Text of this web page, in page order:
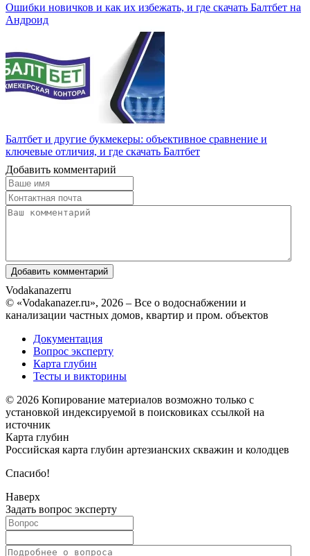
Ошибки новичков и как их избежать, и где скачать Балтбет на
Андроид
Балтбет и другие букмекеры: объективное сравнение и
ключевые отличия, и где скачать Балтбет
Добавить комментарий
Vodakanazerru
© «Vodakanazer.ru», 2026 – Все о водоснабжении и
канализации частных домов, квартир и пром. объектов
Документация
Вопрос эксперту
Карта глубин
Тесты и викторины
© 2026 Копирование материалов возможно только с
установкой индексируемой в поисковиках ссылкой на
источник
Карта глубин
Российская карта глубин артезианских скважин и колодцев
Спасибо!
Наверх
Задать вопрос эксперту